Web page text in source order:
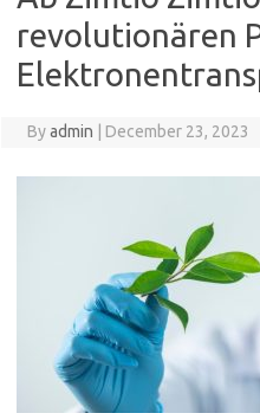
revolutionären
Byadmin December 23, 2023